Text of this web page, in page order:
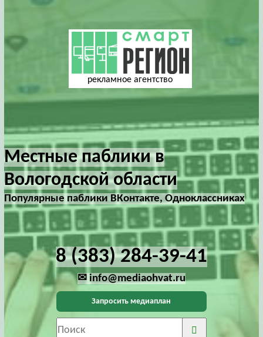
рекламное агентство
Местные паблики в
Вологодской области
Популярные паблики ВКонтакте, Одноклассниках
8 (383) 284-39-41
✉ info@mediaohvat.ru
Запросить медиаплан